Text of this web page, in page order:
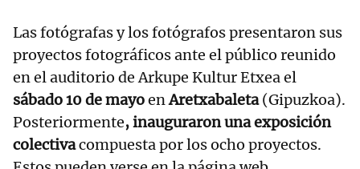
Las fotógrafas y los fotógrafos presentaron sus
proyectos fotográficos ante el público reunido
en el auditorio de Arkupe Kultur Etxea el
sábado 10 de mayoenAretxabaleta(Gipuzkoa).
Posteriormente, inauguraron una exposición
colectivacompuesta por los ocho proyectos.